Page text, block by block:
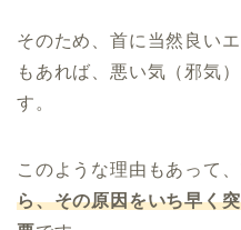
そのため、首に当然良い
もあれば、悪い気（邪気
す。
このような理由もあって、
ら、その原因をいち早く